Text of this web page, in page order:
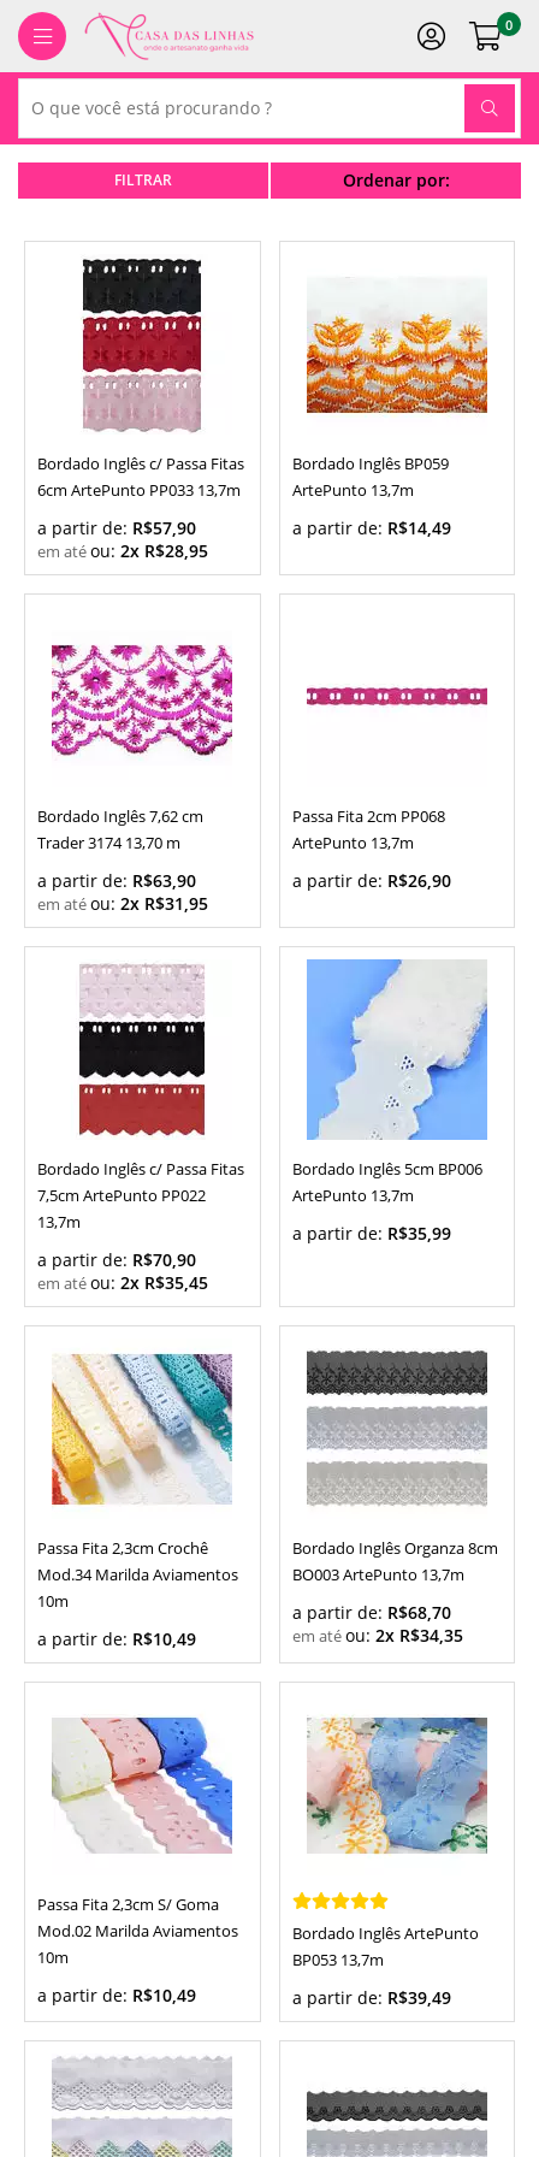
0
Ordenar por:
Bordado Inglês c/ Passa Fitas
6cm ArtePunto PP033 13,7m
a partir de: R$57,90
ou: 2x R$28,95
Bordado Inglês BP059
ArtePunto 13,7m
a partir de: R$14,49
Bordado Inglês 7,62 cm
Trader 3174 13,70 m
a partir de: R$63,90
ou: 2x R$31,95
Passa Fita 2cm PP068
ArtePunto 13,7m
a partir de: R$26,90
Bordado Inglês c/ Passa Fitas
7,5cm ArtePunto PP022
13,7m
a partir de: R$70,90
ou: 2x R$35,45
Bordado Inglês 5cm BP006
ArtePunto 13,7m
a partir de: R$35,99
Passa Fita 2,3cm Crochê
Mod.34 Marilda Aviamentos
10m
a partir de: R$10,49
Bordado Inglês Organza 8cm
BO003 ArtePunto 13,7m
a partir de: R$68,70
ou: 2x R$34,35
Passa Fita 2,3cm S/ Goma
Mod.02 Marilda Aviamentos
10m
a partir de: R$10,49
Bordado Inglês ArtePunto
BP053 13,7m
a partir de: R$39,49